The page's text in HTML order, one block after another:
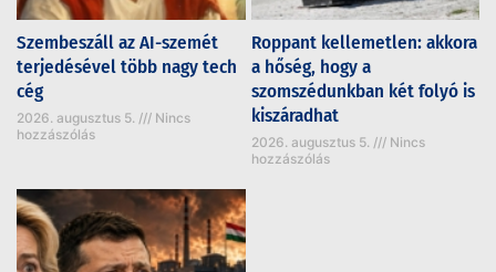
Szembeszáll az AI-szemét
terjedésével több nagy tech
cég
2026. augusztus 5.
Nincs
hozzászólás
Roppant kellemetlen: akkora
a hőség, hogy a
szomszédunkban két folyó is
kiszáradhat
2026. augusztus 5.
Nincs
hozzászólás